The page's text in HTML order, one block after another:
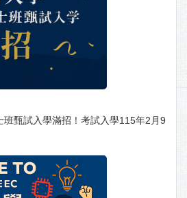
班甄試入學滿招！考試入學115年2月9